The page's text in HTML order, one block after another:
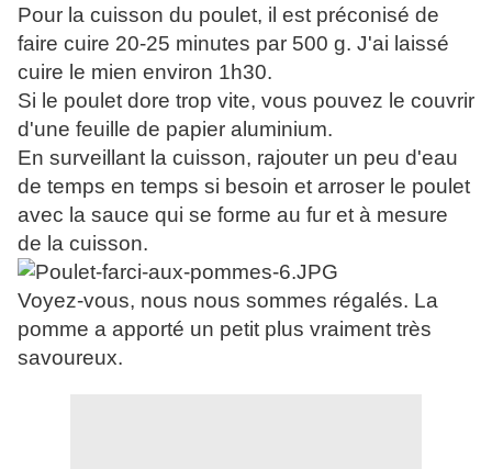
Pour la cuisson du poulet, il est préconisé de
faire cuire 20-25 minutes par 500 g. J'ai laissé
cuire le mien environ 1h30.
Si le poulet dore trop vite, vous pouvez le couvrir
d'une feuille de papier aluminium.
En surveillant la cuisson, rajouter un peu d'eau
de temps en temps si besoin et arroser le poulet
avec la sauce qui se forme au fur et à mesure
de la cuisson.
Voyez-vous, nous nous sommes régalés. La
pomme a apporté un petit plus vraiment très
savoureux.